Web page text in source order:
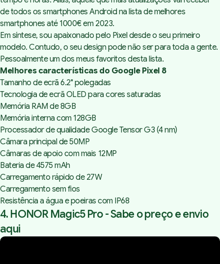
de todos os smartphones Android na lista de melhores
smartphones até 1000€ em 2023.
Em síntese, sou apaixonado pelo Pixel desde o seu primeiro
modelo. Contudo, o seu design pode não ser para toda a gente.
Pessoalmente um dos meus favoritos desta lista.
Melhores características do Google Pixel 8
Tamanho de ecrã 6.2" polegadas
Tecnologia de ecrã OLED para cores saturadas
Memória RAM de 8GB
Memória interna com 128GB
Processador de qualidade Google Tensor G3 (4 nm)
Câmara principal de 50MP
Câmaras de apoio com mais 12MP
Bateria de 4575 mAh
Carregamento rápido de 27W
Carregamento sem fios
Resistência a água e poeiras com IP68
4. HONOR Magic5 Pro -Sabe o preço e envio
aqui